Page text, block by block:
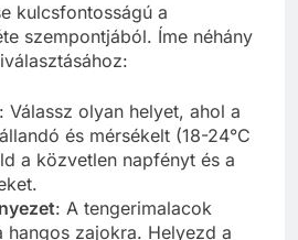
kulcsfontosságú a
szempontjából. Íme néhány
: Válassz olyan helyet, ahol a
és mérsékelt (18-24°C
a közvetlen napfényt és a
: A tengerimalacok
hangos zajokra. Helyezd a